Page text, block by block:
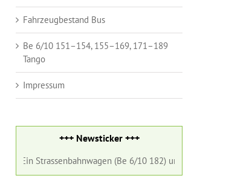
Fahrzeugbestand Bus
Be 6/10 151–154, 155–169, 171–189
Tango
Impressum
+++ Newsticker +++
Ein Strassenbahnwagen (Be 6/10 182) und ein Gelenkbus